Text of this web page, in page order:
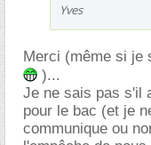
Yves
Merci (même si je
)...
Je ne sais pas s'il
pour le bac (et je
communique ou